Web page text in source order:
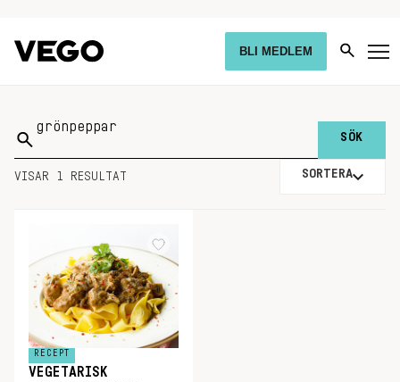
BLI MEDLEM
Sök
på:
VISAR 1 RESULTAT SORTERA
RECEPT
VEGETARISK